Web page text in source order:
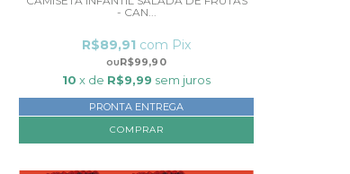
- CAN...
R$99,90
R$89,91 com Pix
10 x de R$9,99 sem juros
PRONTA ENTREGA
COMPRAR